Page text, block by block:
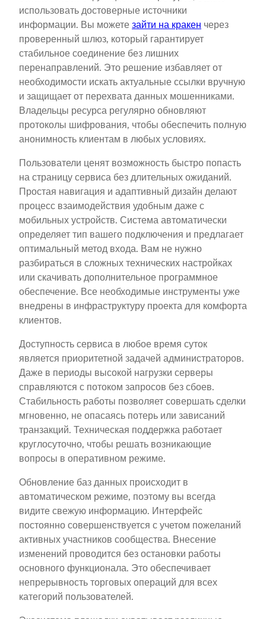
использовать достоверные источники
информации. Вы можете зайти на кракен через
проверенный шлюз, который гарантирует
стабильное соединение без лишних
перенаправлений. Это решение избавляет от
необходимости искать актуальные ссылки вручную
и защищает от перехвата данных мошенниками.
Владельцы ресурса регулярно обновляют
протоколы шифрования, чтобы обеспечить полную
анонимность клиентам в любых условиях.
Пользователи ценят возможность быстро попасть
на страницу сервиса без длительных ожиданий.
Простая навигация и адаптивный дизайн делают
процесс взаимодействия удобным даже с
мобильных устройств. Система автоматически
определяет тип вашего подключения и предлагает
оптимальный метод входа. Вам не нужно
разбираться в сложных технических настройках
или скачивать дополнительное программное
обеспечение. Все необходимые инструменты уже
внедрены в инфраструктуру проекта для комфорта
клиентов.
Доступность сервиса в любое время суток
является приоритетной задачей администраторов.
Даже в периоды высокой нагрузки серверы
справляются с потоком запросов без сбоев.
Стабильность работы позволяет совершать сделки
мгновенно, не опасаясь потерь или зависаний
транзакций. Техническая поддержка работает
круглосуточно, чтобы решать возникающие
вопросы в оперативном режиме.
Обновление баз данных происходит в
автоматическом режиме, поэтому вы всегда
видите свежую информацию. Интерфейс
постоянно совершенствуется с учетом пожеланий
активных участников сообщества. Внесение
изменений проводится без остановки работы
основного функционала. Это обеспечивает
непрерывность торговых операций для всех
категорий пользователей.